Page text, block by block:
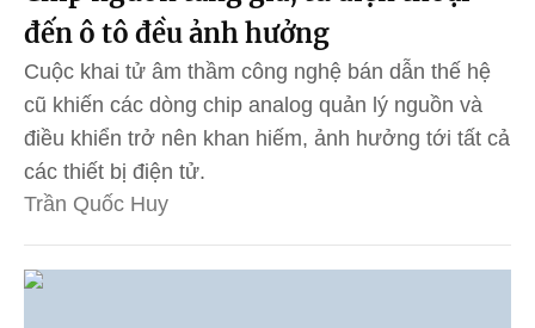
đến ô tô đều ảnh hưởng
Cuộc khai tử âm thầm công nghệ bán dẫn thế hệ
cũ khiến các dòng chip analog quản lý nguồn và
điều khiển trở nên khan hiếm, ảnh hưởng tới tất cả
các thiết bị điện tử.
Trần Quốc Huy